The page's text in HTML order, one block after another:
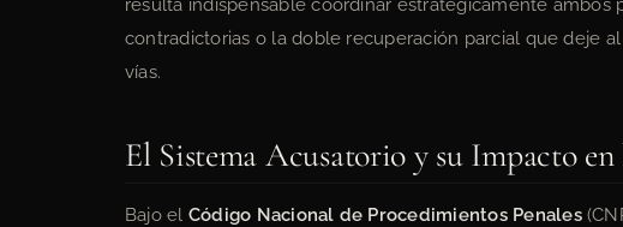
resulta indispensable coordinar estratégicamente ambos
contradictorias o la doble recuperación parcial que deje
vías.
El Sistema Acusatorio y su Impacto en
Bajo el Código Nacional de Procedimientos Penales